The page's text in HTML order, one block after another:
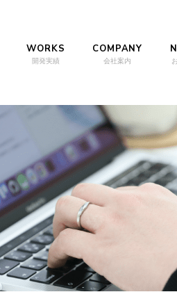
WORKS
開発実績
COMPANY
会社案内